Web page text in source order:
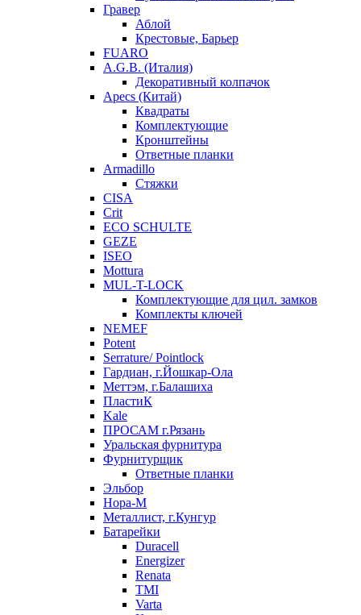
Гравер
Аблой
Крестовые, Барьер
FUARO
A.G.B. (Италия)
Декоративный колпачок
Apecs (Китай)
Квадраты
Комплектующие
Кронштейны
Ответные планки
Armadillo
Стяжки
CISA
Crit
ECO SCHULTE
GEZE
ISEO
Mottura
MUL-T-LOCK
Комплектующие для цил. замков
Комплекты ключей
NEMEF
Potent
Serrature/ Pointlock
Гардиан, г.Йошкар-Ола
Меттэм, г.Балашиха
ПластиК
Kale
ПРОСАМ г.Рязань
Уральская фурнитура
Фурнитурщик
Ответные планки
Эльбор
Нора-М
Металлист, г.Кунгур
Батарейки
Duracell
Energizer
Renata
TMI
Varta